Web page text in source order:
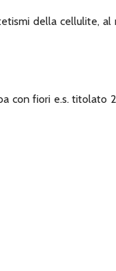
della cellulite,
con fiori e.s.